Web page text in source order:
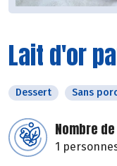
Lait d'or
Dessert Sans
Nombre
1